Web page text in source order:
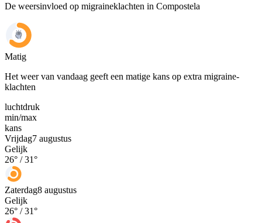
De weersinvloed op migraineklachten in Compostela
Matig
Het weer van vandaag geeft een matige kans op extra migraine-
klachten
luchtdruk
min/max
kans
Vrijdag7 augustus
Gelijk
26° /31°
Zaterdag8 augustus
Gelijk
26° /31°